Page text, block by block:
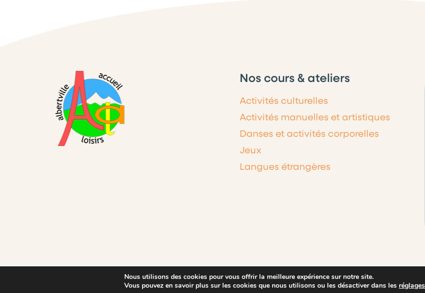
Nous utilisons des cookies pour vous offrir la meilleure expérience sur notre site.
Vous pouvez en savoir plus sur les cookies que nous utilisons ou les désactiver dans les réglages
Nos cours & ateliers
Activités culturelles
Activités manuelles et artistiques
Danses et activités corporelles
Jeux
Langues étrangères
Copyright © Albertville Accueil Loisirs -Site web par Nouvel Oeil ContactMentions légales